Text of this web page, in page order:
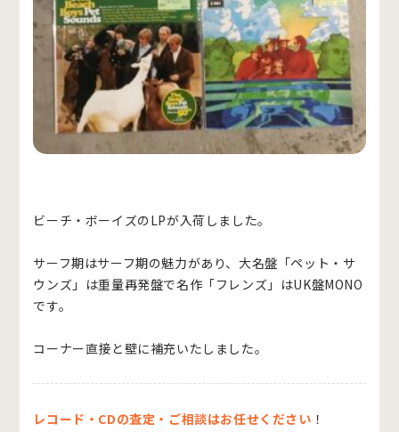
ビーチ・ボーイズのLPが入荷しました。
サーフ期はサーフ期の魅力があり、大名盤「ペット・サ
ウンズ」は重量再発盤で名作「フレンズ」はUK盤MONO
です。
コーナー直接と壁に補充いたしました。
レコード・CDの査定・ご相談はお任せください ！